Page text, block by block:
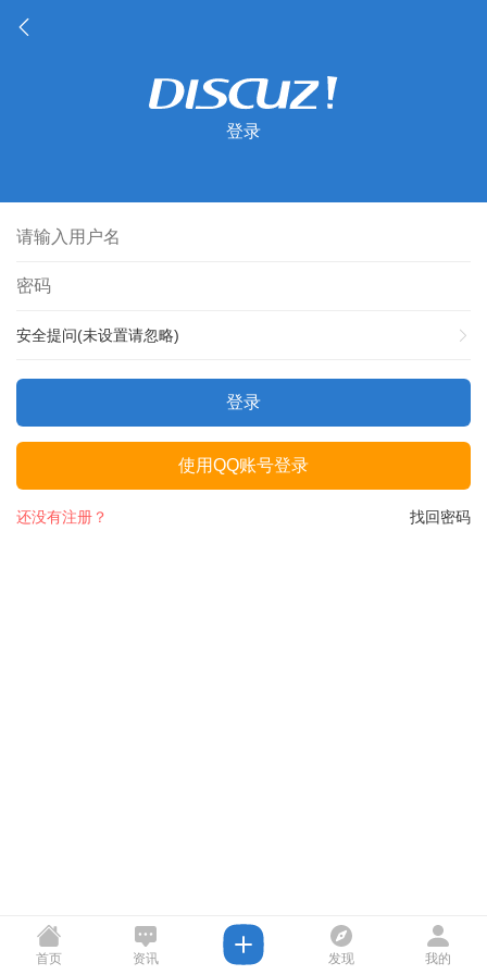
登录
安全提问(未设置请忽略)
登录
使用QQ账号登录
找回密码
还没有注册？
首页 资讯 发现 我的